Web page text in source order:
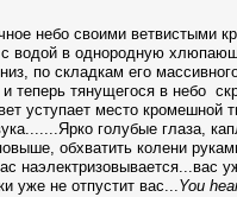
небо своими ветвистыми
водой в однородную
по складкам его
теперь тянущегося в небо
уступает место кромешной
голубые глаза,
обхватить колени
уже не отпустит вас...You